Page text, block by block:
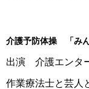
介護予防体操 「みん
出演 介護エンタ
作業療法士と芸人